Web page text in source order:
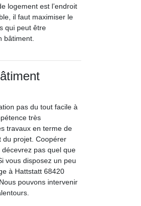
logement est l’endroit
il faut maximiser le
qui peut être
bâtiment.
pas du tout facile à
très
travaux en terme de
du projet. Coopérer
décevrez pas quel que
vous disposez un peu
à Hattstatt 68420
pouvons intervenir